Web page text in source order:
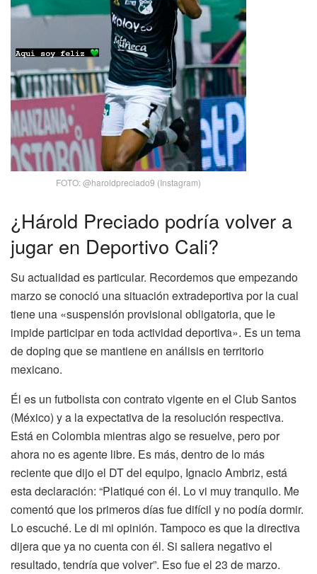
FOTO: @haroldpreciado9 (Instagram)
¿Hárold Preciado podría volver a
jugar en Deportivo Cali?
Su actualidad es particular. Recordemos que empezando
marzo se conoció una situación extradeportiva por la cual
tiene una «suspensión provisional obligatoria, que le
impide participar en toda actividad deportiva». Es un tema
de doping que se mantiene en análisis en territorio
mexicano.
Él es un futbolista con contrato vigente en el Club Santos
(México) y a la expectativa de la resolución respectiva.
Está en Colombia mientras algo se resuelve, pero por
ahora no es agente libre. Es más, dentro de lo más
reciente que dijo el DT del equipo, Ignacio Ambriz, está
esta declaración: “Platiqué con él. Lo vi muy tranquilo. Me
comentó que los primeros días fue difícil y no podía dormir.
Lo escuché. Le di mi opinión. Tampoco es que la directiva
dijera que ya no cuenta con él. Si saliera negativo el
resultado, tendría que volver”. Eso fue el 23 de marzo.